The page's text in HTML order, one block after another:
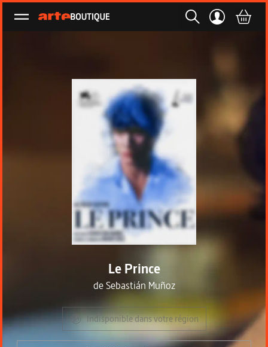
Ouvrir le menu
Le Prince
deSebastián Muñoz
Indisponible dans votre région